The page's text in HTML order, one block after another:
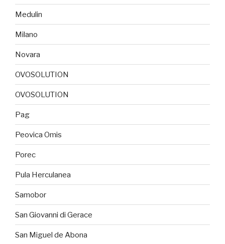
Medulin
Milano
Novara
OVOSOLUTION
OVOSOLUTION
Pag
Peovica Omis
Porec
Pula Herculanea
Samobor
San Giovanni di Gerace
San Miguel de Abona